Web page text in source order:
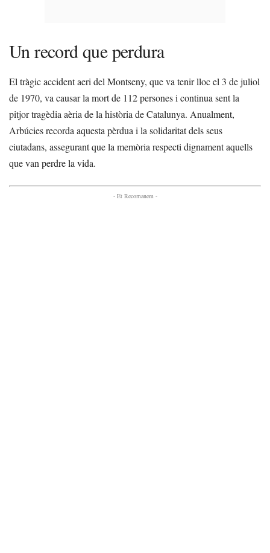
Un record que perdura
El tràgic accident aeri del Montseny, que va tenir lloc el 3 de juliol
de 1970, va causar la mort de 112 persones i continua sent la
pitjor tragèdia aèria de la història de Catalunya. Anualment,
Arbúcies recorda aquesta pèrdua i la solidaritat dels seus
ciutadans, assegurant que la memòria respecti dignament aquells
que van perdre la vida.
- Et Recomanem -